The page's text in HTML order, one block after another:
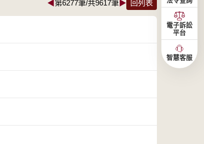
◀第6277筆/共9617筆▶ 回列表
電子訴訟
平台
智慧客服